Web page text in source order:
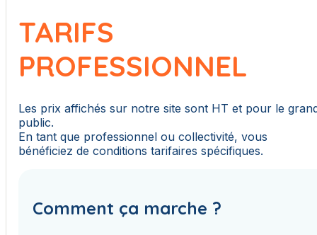
TARIFS
PROFESSIONNEL
Les prix affichés sur notre site sont HT et pour le
public.
En tant que professionnel ou collectivité, vous
bénéficiez de conditions tarifaires spécifiques.
Comment ça marche ?